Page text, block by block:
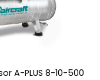
A-PLUS 8-10-500